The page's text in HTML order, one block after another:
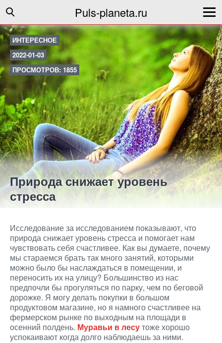
Puls-planeta.ru
ИНТЕРЕСНОЕ
2022-01-03
ПРОСМОТРОВ: 1855
Природа снижает уровень
стресса
Исследование за исследованием показывают, что
природа снижает уровень стресса и помогает нам
чувствовать себя счастливее. Как вы думаете, почему
мы стараемся брать так много занятий, которыми
можно было бы наслаждаться в помещении, и
переносить их на улицу? Большинство из нас
предпочли бы прогуляться по парку, чем по беговой
дорожке. Я могу делать покупки в большом
продуктовом магазине, но я намного счастливее на
фермерском рынке по выходным на площади в
осенний полдень. Муравьи в лесутоже хорошо
успокаивают когда долго наблюдаешь за ними.